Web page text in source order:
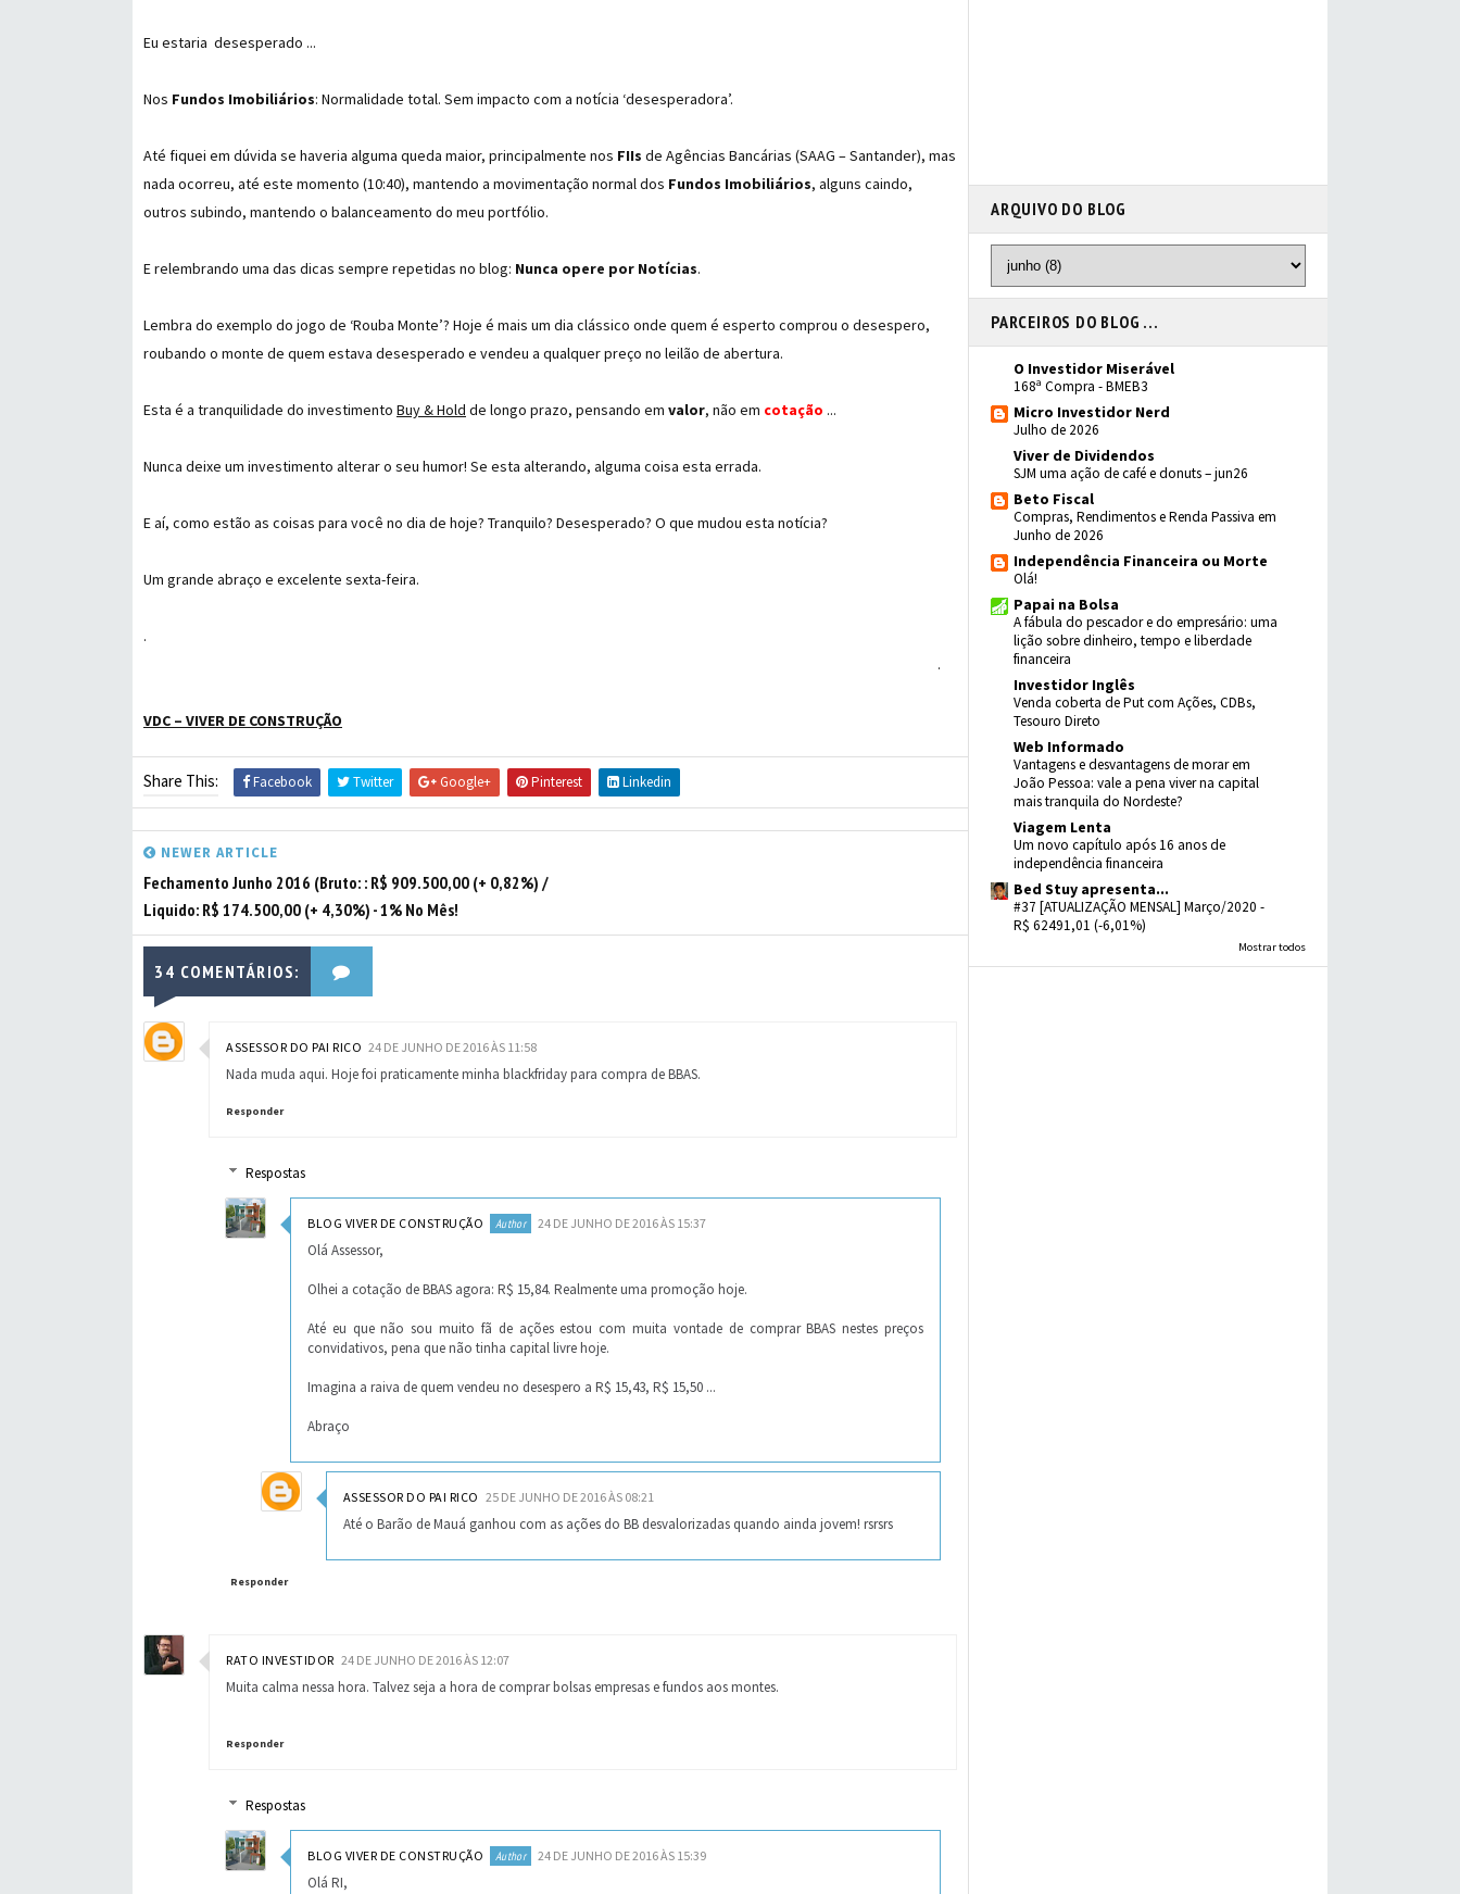
Eu estaria desesperado ...
Nos Fundos Imobiliários: Normalidade total. Sem impacto com a notícia ‘desesperadora’.
Até fiquei em dúvida se haveria alguma queda maior, principalmente nos FIIs de Agências Bancárias (SAAG – Santander), mas
nada ocorreu, até este momento (10:40), mantendo a movimentação normal dos Fundos Imobiliários, alguns caindo,
outros subindo, mantendo o balanceamento do meu portfólio.
E relembrando uma das dicas sempre repetidas no blog: Nunca opere por Notícias.
Lembra do exemplo do jogo de ‘Rouba Monte’? Hoje é mais um dia clássico onde quem é esperto comprou o desespero,
roubando o monte de quem estava desesperado e vendeu a qualquer preço no leilão de abertura.
Esta é a tranquilidade do investimento Buy & Hold de longo prazo, pensando em valor, não em cotação ...
Nunca deixe um investimento alterar o seu humor! Se esta alterando, alguma coisa esta errada.
E aí, como estão as coisas para você no dia de hoje? Tranquilo? Desesperado? O que mudou esta notícia?
Um grande abraço e excelente sexta-feira.
.
.
VDC – VIVER DE CONSTRUÇÃO
Share This: Facebook Twitter Google+ Pinterest Linkedin
NEWER ARTICLE
Fechamento Junho 2016 (Bruto: : R$ 909.500,00 (+ 0,82%) /
Liquido: R$ 174.500,00 (+ 4,30%) - 1% No Mês!
34 COMENTÁRIOS:
ASSESSOR DO PAI RICO 24 DE JUNHO DE 2016 ÀS 11:58
Nada muda aqui. Hoje foi praticamente minha blackfriday para compra de BBAS.
Responder
Respostas
BLOG VIVER DE CONSTRUÇÃO 24 DE JUNHO DE 2016 ÀS 15:37
Olá Assessor,
Olhei a cotação de BBAS agora: R$ 15,84. Realmente uma promoção hoje.
Até eu que não sou muito fã de ações estou com muita vontade de comprar BBAS nestes preços
convidativos, pena que não tinha capital livre hoje.
Imagina a raiva de quem vendeu no desespero a R$ 15,43, R$ 15,50 ...
Abraço
ASSESSOR DO PAI RICO 25 DE JUNHO DE 2016 ÀS 08:21
Até o Barão de Mauá ganhou com as ações do BB desvalorizadas quando ainda jovem! rsrsrs
Responder
RATO INVESTIDOR 24 DE JUNHO DE 2016 ÀS 12:07
Muita calma nessa hora. Talvez seja a hora de comprar bolsas empresas e fundos aos montes.
Responder
Respostas
BLOG VIVER DE CONSTRUÇÃO 24 DE JUNHO DE 2016 ÀS 15:39
Olá RI,
ARQUIVO DO BLOG
PARCEIROS DO BLOG ...
O Investidor Miserável
168ª Compra - BMEB3
Micro Investidor Nerd
Julho de 2026
Viver de Dividendos
SJM uma ação de café e donuts – jun26
Beto Fiscal
Compras, Rendimentos e Renda Passiva em
Junho de 2026
Independência Financeira ou Morte
Olá!
Papai na Bolsa
A fábula do pescador e do empresário: uma
lição sobre dinheiro, tempo e liberdade
financeira
Investidor Inglês
Venda coberta de Put com Ações, CDBs,
Tesouro Direto
Web Informado
Vantagens e desvantagens de morar em
João Pessoa: vale a pena viver na capital
mais tranquila do Nordeste?
Viagem Lenta
Um novo capítulo após 16 anos de
independência financeira
Bed Stuy apresenta...
#37 [ATUALIZAÇÃO MENSAL] Março/2020 -
R$ 62491,01 (-6,01%)
Mostrar todos